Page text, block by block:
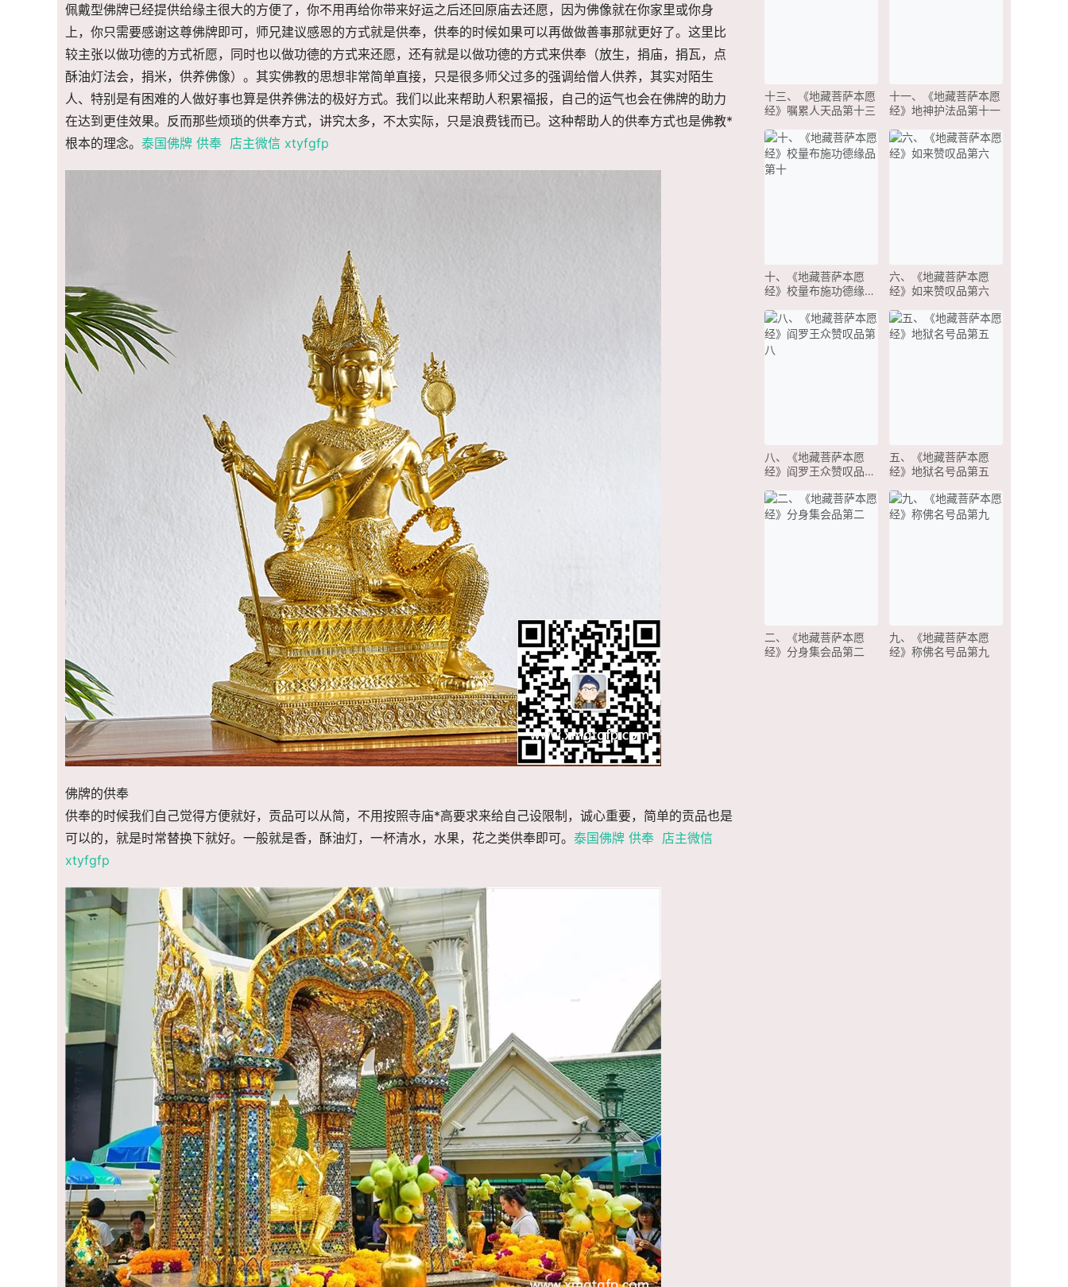
佩戴型佛牌已经提供给缘主很大的方便了，你不用再给你带来好运之后还回原庙去还愿，因为佛像就在你家里或你身
上，你只需要感谢这尊佛牌即可，师兄建议感恩的方式就是供奉，供奉的时候如果可以再做做善事那就更好了。这里比
较主张以做功德的方式祈愿，同时也以做功德的方式来还愿，还有就是以做功德的方式来供奉（放生，捐庙，捐瓦，点
酥油灯法会，捐米，供养佛像）。其实佛教的思想非常简单直接，只是很多师父过多的强调给僧人供养，其实对陌生
人、特别是有困难的人做好事也算是供养佛法的极好方式。我们以此来帮助人积累福报，自己的运气也会在佛牌的助力
在达到更佳效果。反而那些烦琐的供奉方式，讲究太多，不太实际，只是浪费钱而已。这种帮助人的供奉方式也是佛教*
根本的理念。 泰国佛牌 供奉 店主微信 xtyfgfp
佛牌的供奉
供奉的时候我们自己觉得方便就好，贡品可以从简，不用按照寺庙*高要求来给自己设限制，诚心重要，简单的贡品也是
可以的，就是时常替换下就好。一般就是香，酥油灯，一杯清水，水果，花之类供奉即可。 泰国佛牌 供奉 店主微信
xtyfgfp
十三、《地藏菩萨本愿
经》嘱累人天品第十三
十一、《地藏菩萨本愿
经》地神护法品第十一
十、《地藏菩萨本愿
经》校量布施功德缘品
六、《地藏菩萨本愿
经》如来赞叹品第六
八、《地藏菩萨本愿
经》阎罗王众赞叹品第
五、《地藏菩萨本愿
经》地狱名号品第五
二、《地藏菩萨本愿
经》分身集会品第二
九、《地藏菩萨本愿
经》称佛名号品第九